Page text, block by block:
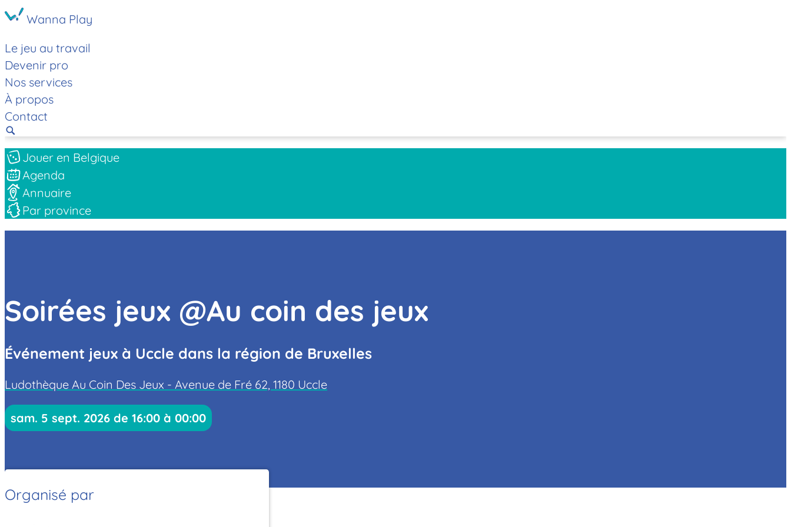
Wanna Play
Le jeu au travail
Devenir pro
Nos services
À propos
Contact
Jouer en Belgique
Agenda
Annuaire
Par province
Soirées jeux @Au coin des jeux
Événement jeux à Uccle dans la région de Bruxelles
Ludothèque Au Coin Des Jeux - Avenue de Fré 62, 1180 Uccle
sam. 5 sept. 2026 de 16:00 à 00:00
Organisé par